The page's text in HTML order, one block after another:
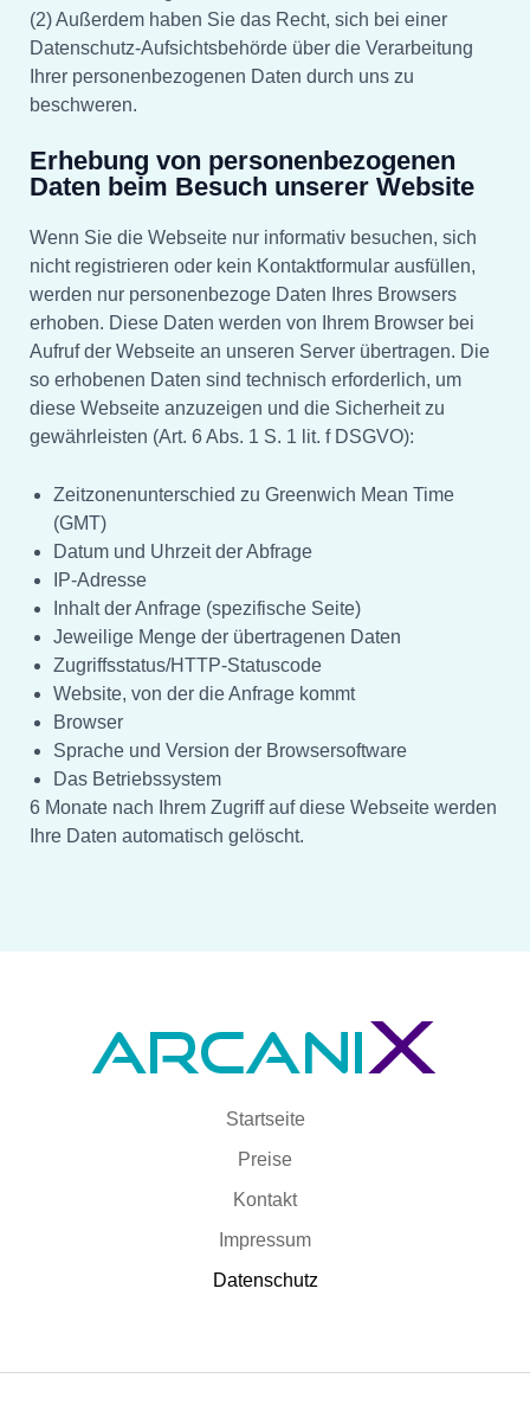
(2) Außerdem haben Sie das Recht, sich bei einer
Datenschutz-Aufsichtsbehörde über die Verarbeitung
Ihrer personenbezogenen Daten durch uns zu
beschweren.
Erhebung von personenbezogenen
Daten beim Besuch unserer Website
Wenn Sie die Webseite nur informativ besuchen, sich
nicht registrieren oder kein Kontaktformular ausfüllen,
werden nur personenbezoge Daten Ihres Browsers
erhoben. Diese Daten werden von Ihrem Browser bei
Aufruf der Webseite an unseren Server übertragen. Die
so erhobenen Daten sind technisch erforderlich, um
diese Webseite anzuzeigen und die Sicherheit zu
gewährleisten (Art. 6 Abs. 1 S. 1 lit. f DSGVO):
Zeitzonenunterschied zu Greenwich Mean Time
(GMT)
Datum und Uhrzeit der Abfrage
IP-Adresse
Inhalt der Anfrage (spezifische Seite)
Jeweilige Menge der übertragenen Daten
Zugriffsstatus/HTTP-Statuscode
Website, von der die Anfrage kommt
Browser
Sprache und Version der Browsersoftware
Das Betriebssystem
6 Monate nach Ihrem Zugriff auf diese Webseite werden
Ihre Daten automatisch gelöscht.
Startseite
Preise
Kontakt
Impressum
Datenschutz